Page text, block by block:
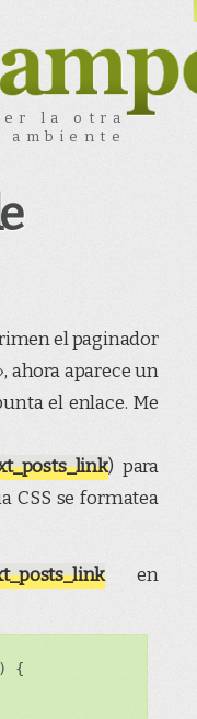
la otra
ambiente
el paginador
ahora aparece un
el enlace. Me
) para
CSS se formatea
en
) {